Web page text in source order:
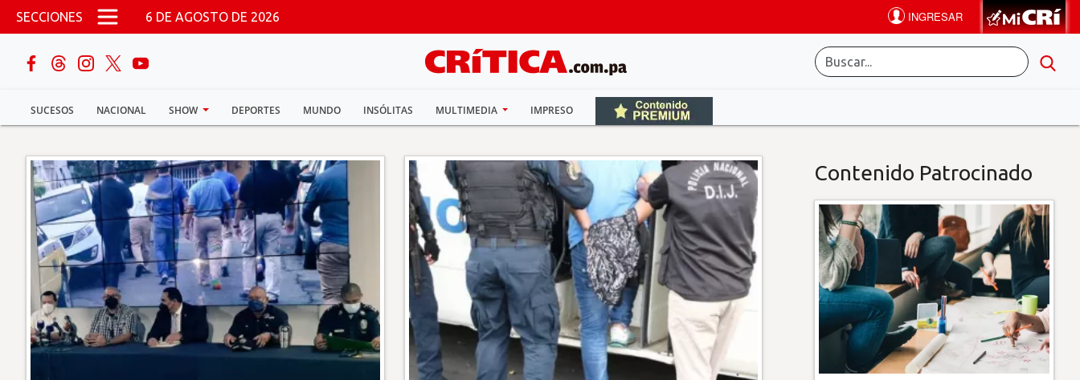
Pasar al contenido principal
SECCIONES 6 DE AGOSTO DE 2026
SUCESOS NACIONAL SHOW DEPORTES MUNDO INSÓLITAS MULTIMEDIA IMPRESO
buscar
Sucesos
Nacional
Política
Show
Deportes
Mundo
Contenido Patrocinado